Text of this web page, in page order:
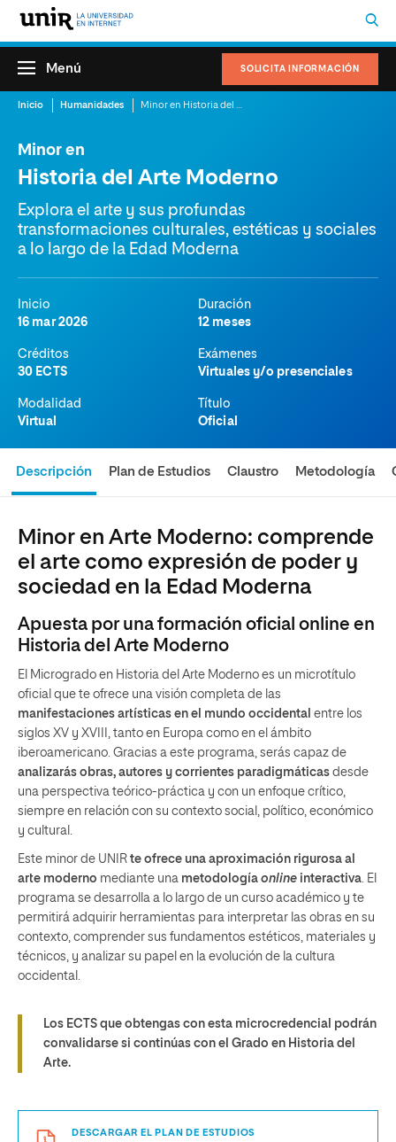
SOLICITA INFORMACIÓN
Menú
Inicio Humanidades
Minor en
Historia del Arte Moderno
Explora el arte y sus profundas
transformaciones culturales, estéticas y sociales
a lo largo de la Edad Moderna
Inicio
16 mar 2026
Duración
12 meses
Créditos
30 ECTS
Exámenes
Virtuales y/o presenciales
Modalidad
Virtual
Título
Oficial
Descripción Plan de Estudios Claustro Metodología
Minor en Arte Moderno: comprende
el arte como expresión de poder y
sociedad en la Edad Moderna
Apuesta por una formación oficial online en
Historia del Arte Moderno
El Microgrado en Historia del Arte Moderno es un microtítulo
oficial que te ofrece una visión completa de las
manifestaciones artísticas en el mundo occidental entre los
siglos XV y XVIII, tanto en Europa como en el ámbito
iberoamericano. Gracias a este programa, serás capaz de
analizarás obras, autores y corrientes paradigmáticas desde
una perspectiva teórico-práctica y con un enfoque crítico,
siempre en relación con su contexto social, político, económico
y cultural.
Este minor de UNIR te ofrece una aproximación rigurosa al
arte moderno mediante una metodología online interactiva. El
programa se desarrolla a lo largo de un curso académico y te
permitirá adquirir herramientas para interpretar las obras en su
contexto, comprender sus fundamentos estéticos, materiales y
técnicos, y analizar su papel en la evolución de la cultura
occidental.
Los ECTS que obtengas con esta microcredencial podrán
convalidarse si continúas con el Grado en Historia del
Arte.
DESCARGAR EL PLAN DE ESTUDIOS